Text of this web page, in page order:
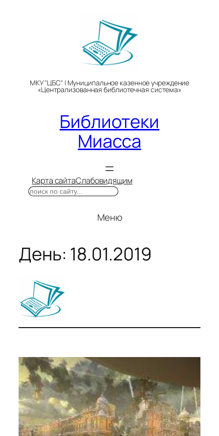
МКУ "ЦБС" | Муниципальное казенное учреждение
«Централизованная библиотечная система»
Библиотеки
Миасса
Карта сайтаСлабовидящим
Поиск
Меню
День: 18.01.2019